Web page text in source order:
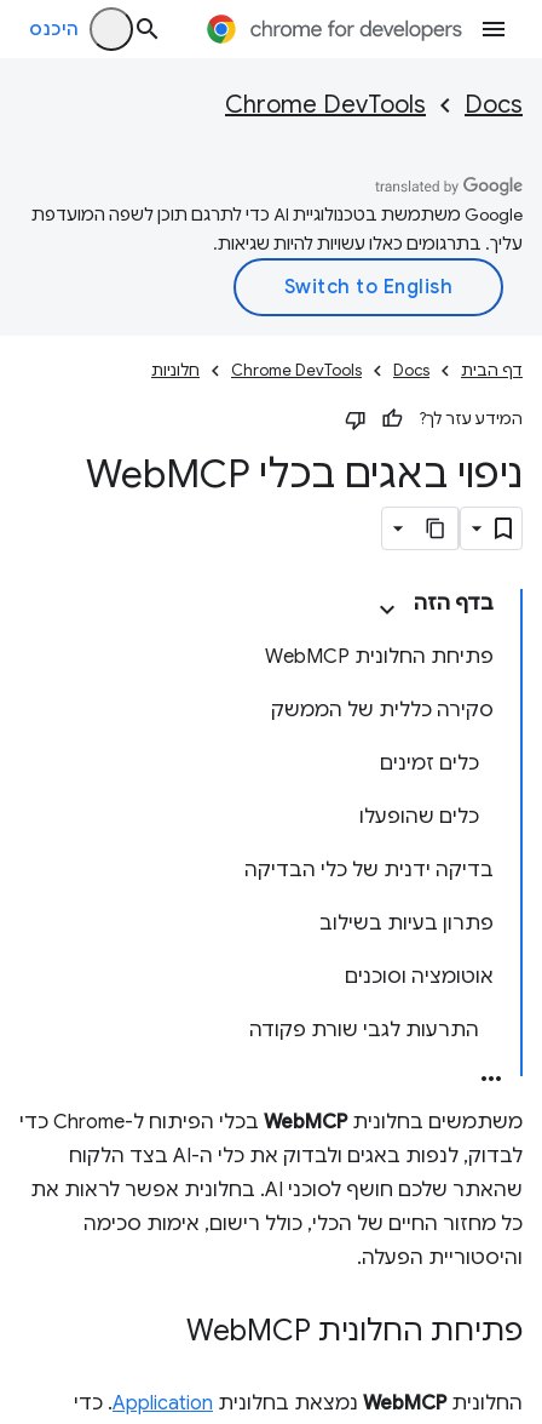
היכנס
Docs
Chrome DevTools
‫Google משתמשת בטכנולוגיית AI כדי לתרגם תוכן לשפה המועדפת
עליך. בתרגומים כאלו עשויות להיות שגיאות.
דף הבית Docs
Chrome DevTools חלוניות
המידע עזר לך?
ניפוי באגים בכלי Web MCP
בדף הזה
פתיחת החלונית WebMCP
סקירה כללית של הממשק
כלים זמינים
כלים שהופעלו
בדיקה ידנית של כלי הבדיקה
פתרון בעיות בשילוב
אוטומציה וסוכנים
התרעות לגבי שורת פקודה
משתמשים בחלוניתWebMCP
בכלי הפיתוח ל-Chrome כדי
לבדוק, לנפות באגים ולבדוק את כלי ה-AI בצד הלקוח
שהאתר שלכם חושף לסוכני AI. בחלונית אפשר לראות את
כל מחזור החיים של הכלי, כולל רישום, אימות סכימה
והיסטוריית הפעלה.
פתיחת החלונית Web MCP
החלוניתWebMCP נמצאת בחלונית Application. כדי